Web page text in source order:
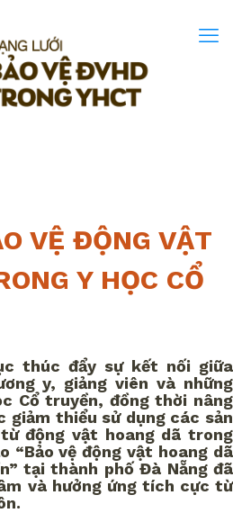
VỆ ĐỘNG VẬT
Y HỌC CỔ
thúc đẩy sự kết nối giữa
y, giảng viên và những
Cổ truyền, đồng thời nâng
giảm thiểu sử dụng các sản
động vật hoang dã trong
“Bảo vệ động vật hoang dã
tại thành phố Đà Nẵng đã
và hưởng ứng tích cực từ